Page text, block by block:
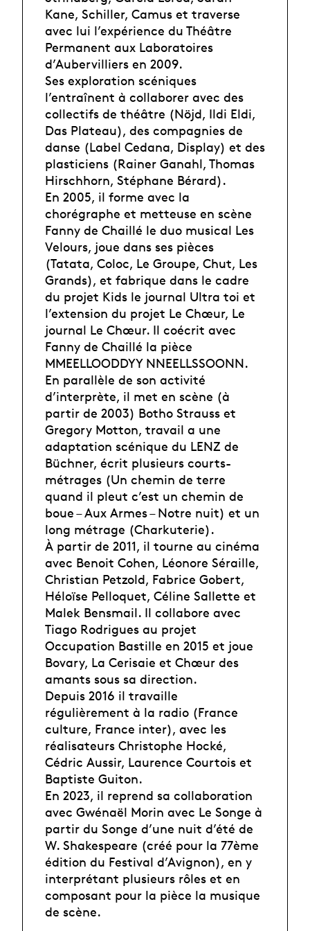
Kane, Schiller, Camus et traverse
avec lui l’expérience du Théâtre
Permanent aux Laboratoires
d’Aubervilliers en 2009.
Ses exploration scéniques
l’entraînent à collaborer avec des
collectifs de théâtre (Nöjd, Ildi Eldi,
Das Plateau), des compagnies de
danse (Label Cedana, Display) et des
plasticiens (Rainer Ganahl, Thomas
Hirschhorn, Stéphane Bérard).
En 2005, il forme avec la
chorégraphe et metteuse en scène
Fanny de Chaillé le duo musical Les
Velours, joue dans ses pièces
(Tatata, Coloc, Le Groupe, Chut, Les
Grands), et fabrique dans le cadre
du projet Kids le journal Ultra toi et
l’extension du projet Le Chœur, Le
journal Le Chœur. Il coécrit avec
Fanny de Chaillé la pièce
MMEELLOODDYY NNEELLSSOONN.
En parallèle de son activité
d’interprète, il met en scène (à
partir de 2003) Botho Strauss et
Gregory Motton, travail a une
adaptation scénique du LENZ de
Büchner, écrit plusieurs courts-
métrages (Un chemin de terre
quand il pleut c’est un chemin de
boue – Aux Armes – Notre nuit) et un
long métrage (Charkuterie).
À partir de 2011, il tourne au cinéma
avec Benoit Cohen, Léonore Séraille,
Christian Petzold, Fabrice Gobert,
Héloïse Pelloquet, Céline Sallette et
Malek Bensmail. Il collabore avec
Tiago Rodrigues au projet
Occupation Bastille en 2015 et joue
Bovary, La Cerisaie et Chœur des
amants sous sa direction.
Depuis 2016 il travaille
régulièrement à la radio (France
culture, France inter), avec les
réalisateurs Christophe Hocké,
Cédric Aussir, Laurence Courtois et
Baptiste Guiton.
En 2023, il reprend sa collaboration
avec Gwénaël Morin avec Le Songe à
partir du Songe d’une nuit d’été de
W. Shakespeare (créé pour la 77ème
édition du Festival d’Avignon), en y
interprétant plusieurs rôles et en
composant pour la pièce la musique
de scène.